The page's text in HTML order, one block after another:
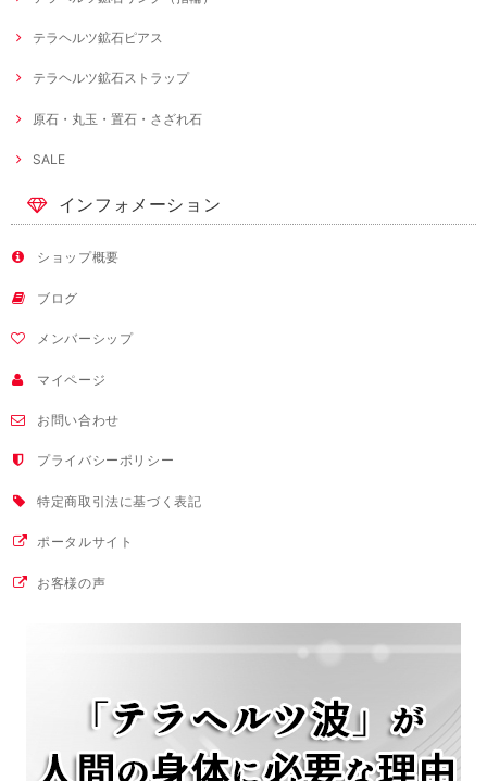
テラヘルツ鉱石ピアス
テラヘルツ鉱石ストラップ
原石・丸玉・置石・さざれ石
SALE
インフォメーション
ショップ概要
ブログ
メンバーシップ
マイページ
お問い合わせ
プライバシーポリシー
特定商取引法に基づく表記
ポータルサイト
お客様の声